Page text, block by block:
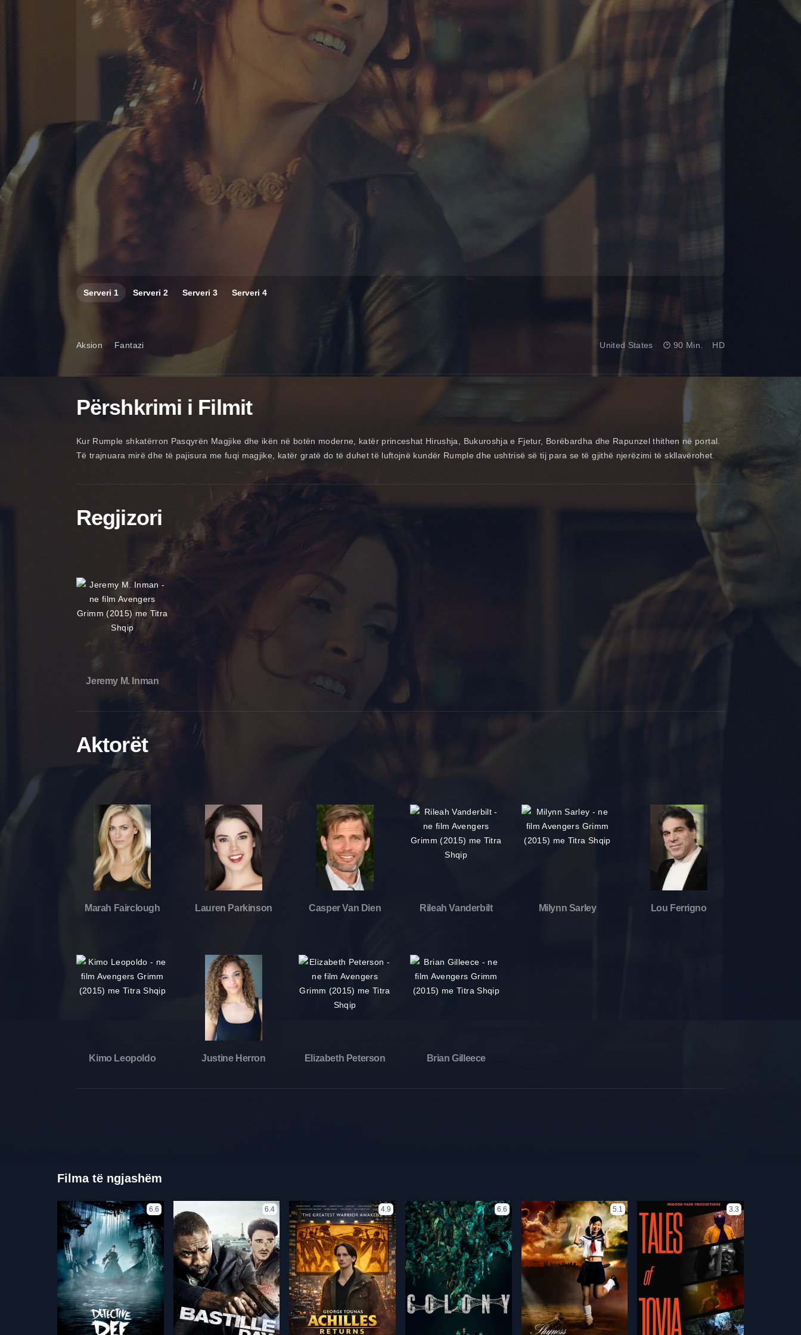
Serveri 1 Serveri 2 Serveri 3 Serveri 4
Aksion Fantazi United States 90 Min. HD
Përshkrimi i Filmit
Kur Rumple shkatërron Pasqyrën Magjike dhe ikën në botën moderne, katër princeshat Hirushja, Bukuroshja e Fjetur, Borëbardha dhe Rapunzel thithen në portal.
Të trajnuara mirë dhe të pajisura me fuqi magjike, katër gratë do të duhet të luftojnë kundër Rumple dhe ushtrisë së tij para se të gjithë njerëzimi të skllavërohet.
Regjizori
Jeremy M. Inman
Aktorët
Marah Fairclough Lauren Parkinson Casper Van Dien Rileah Vanderbilt Milynn Sarley Lou Ferrigno
Kimo Leopoldo Justine Herron Elizabeth Peterson Brian Gilleece
Filma të ngjashëm
6.6 6.4 4.9 6.6 5.1 3.3